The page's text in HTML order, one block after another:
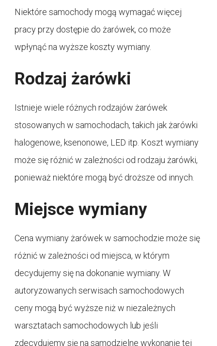
Niektóre samochody mogą wymagać więcej
pracy przy dostępie do żarówek, co może
wpłynąć na wyższe koszty wymiany.
Rodzaj żarówki
Istnieje wiele różnych rodzajów żarówek
stosowanych w samochodach, takich jak żarówki
halogenowe, ksenonowe, LED itp. Koszt wymiany
może się różnić w zależności od rodzaju żarówki,
ponieważ niektóre mogą być droższe od innych.
Miejsce wymiany
Cena wymiany żarówek w samochodzie może się
różnić w zależności od miejsca, w którym
decydujemy się na dokonanie wymiany. W
autoryzowanych serwisach samochodowych
ceny mogą być wyższe niż w niezależnych
warsztatach samochodowych lub jeśli
zdecydujemy się na samodzielne wykonanie tej